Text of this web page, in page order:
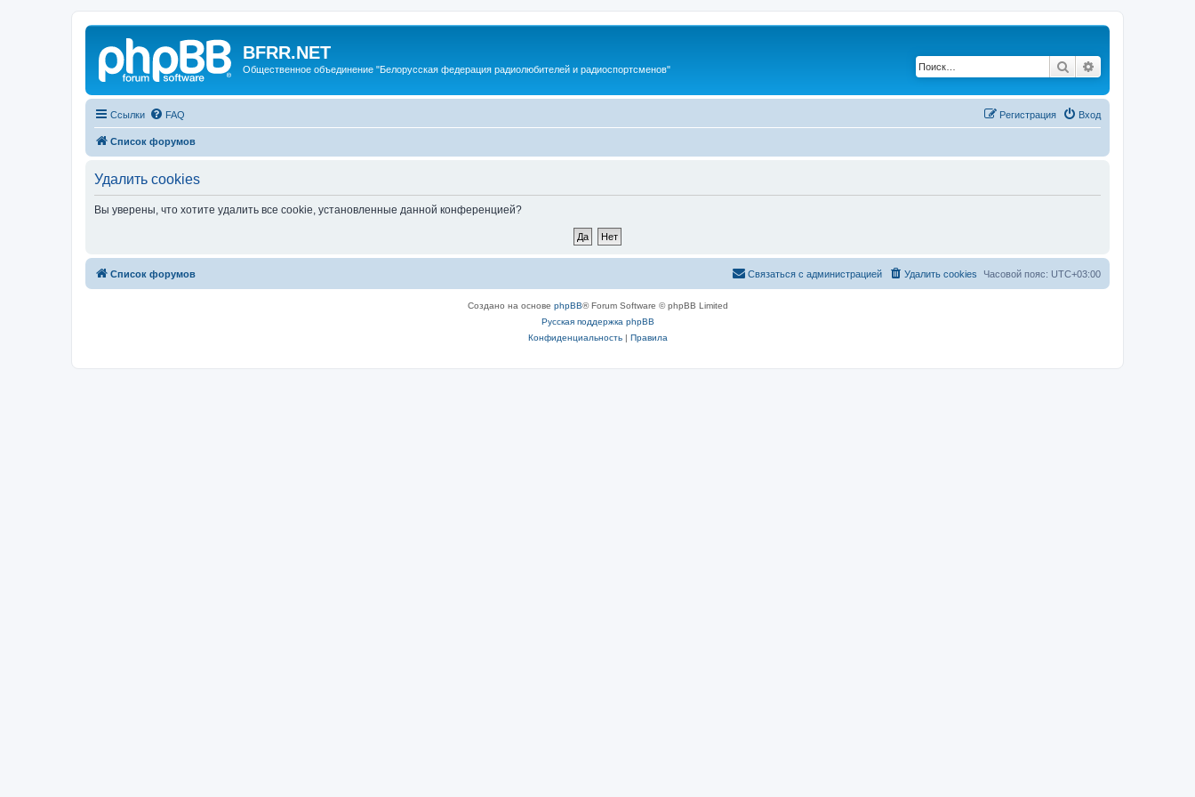
BFRR.NET
Общественное объединение "Белорусская федерация радиолюбителей и радиоспортсменов" Поиск
Ссылки FAQ Вход
Регистрация
Список форумов
Удалить cookies
Вы уверены, что хотите удалить все cookie, установленные данной конференцией?
Список форумов Часовой пояс: UTC+03:00
Удалить cookies
Связаться с администрацией
Создано на основе phpBB® Forum Software © phpBB Limited
Русская поддержка phpBB
Конфиденциальность| Правила